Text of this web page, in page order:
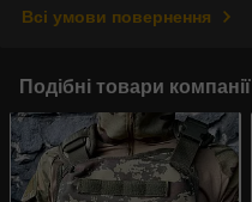
Всі умови повернення
Подібні товари компанії